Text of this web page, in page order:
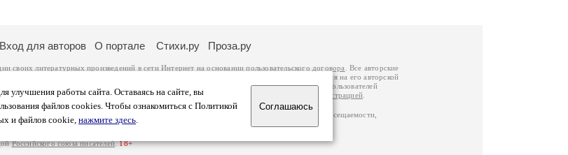
улучшения работы сайта. Оставаясь на сайте, вы
файлов cookies. Чтобы ознакомиться с Политикой
и файлов cookie, нажмите здесь.
Соглашаюсь
Вход для авторов О портале Стихи.ру Проза.ру
своих литературных произведений в сети Интернет на основаниипользовательского договора
. Все авторские
произведений возможна только с согласия его автора, к которому вы можете обратиться на его авторской
на основании
законодательства Российской Федерации. Данные пользователей
Вы также можете посмотреть более подробнуюинформацию о портале связаться с администрацией
в общей сумме просматривают более полумиллиона страниц по данным счетчика посещаемости,
количество просмотров и количество посетителей.
Российского союза писателей.18+